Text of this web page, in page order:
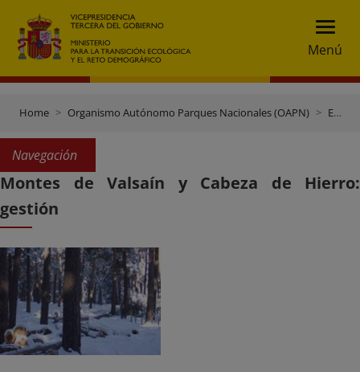
Menú
Home Organismo Autónomo Parques Nacionales (OAPN) Espacios naturales y Centros
Navegación
Montes de Valsaín y Cabeza de Hierro:
gestión